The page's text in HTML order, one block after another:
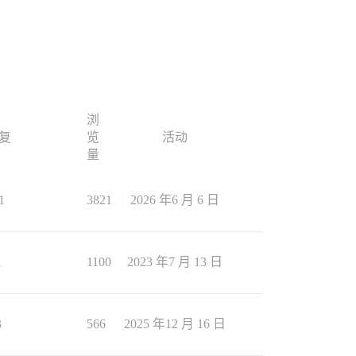
浏
览
量
活动
3821 2026 年6 月 6 日
1100 2023 年7 月 13 日
566 2025 年12 月 16 日